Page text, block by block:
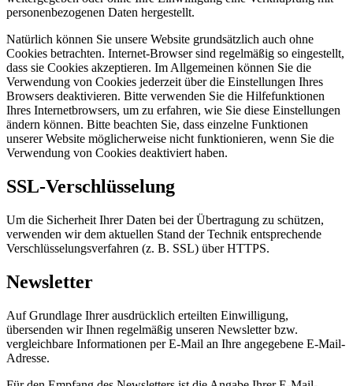
personenbezogenen Daten hergestellt.
Natürlich können Sie unsere Website grundsätzlich auch ohne
Cookies betrachten. Internet-Browser sind regelmäßig so eingestellt,
dass sie Cookies akzeptieren. Im Allgemeinen können Sie die
Verwendung von Cookies jederzeit über die Einstellungen Ihres
Browsers deaktivieren. Bitte verwenden Sie die Hilfefunktionen
Ihres Internetbrowsers, um zu erfahren, wie Sie diese Einstellungen
ändern können. Bitte beachten Sie, dass einzelne Funktionen
unserer Website möglicherweise nicht funktionieren, wenn Sie die
Verwendung von Cookies deaktiviert haben.
SSL-Verschlüsselung
Um die Sicherheit Ihrer Daten bei der Übertragung zu schützen,
verwenden wir dem aktuellen Stand der Technik entsprechende
Verschlüsselungsverfahren (z. B. SSL) über HTTPS.
Newsletter
Auf Grundlage Ihrer ausdrücklich erteilten Einwilligung,
übersenden wir Ihnen regelmäßig unseren Newsletter bzw.
vergleichbare Informationen per E-Mail an Ihre angegebene E-Mail-
Adresse.